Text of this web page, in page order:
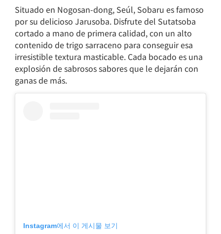
Situado en Nogosan-dong, Seúl, Sobaru es famoso
por su delicioso Jarusoba. Disfrute del Sutatsoba
cortado a mano de primera calidad, con un alto
contenido de trigo sarraceno para conseguir esa
irresistible textura masticable. Cada bocado es una
explosión de sabrosos sabores que le dejarán con
ganas de más.
Instagram에서 이 게시물 보기